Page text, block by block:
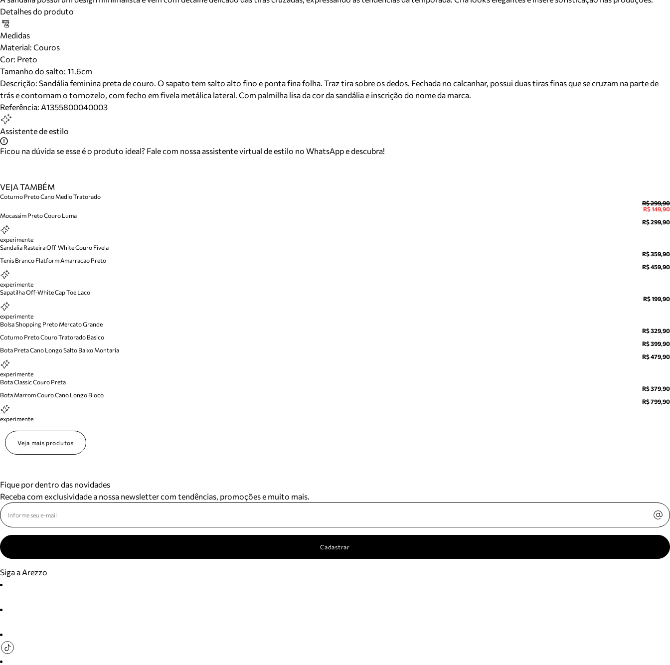
Detalhes do produto
Medidas
Material: Couros
Cor: Preto
Tamanho do salto: 11.6cm
Descrição: Sandália feminina preta de couro. O sapato tem salto alto fino e ponta fina folha. Traz tira sobre os dedos. Fechada no calcanhar, possui duas tiras finas que se cruzam na parte de
trás e contornam o tornozelo, com fecho em fivela metálica lateral. Com palmilha lisa da cor da sandália e inscrição do nome da marca.
Referência: A1355800040003
Assistente de estilo
Ficou na dúvida se esse é o produto ideal? Fale com nossa assistente virtual de estilo no WhatsApp e descubra!
VEJA TAMBÉM
Coturno Preto Cano Medio Tratorado
R$ 299,90
R$ 149,90
Mocassim Preto Couro Luma
R$ 299,90
experimente
Sandalia Rasteira Off-White Couro Fivela
R$ 359,90
Tenis Branco Flatform Amarracao Preto
R$ 459,90
experimente
Sapatilha Off-White Cap Toe Laco
R$ 199,90
experimente
Bolsa Shopping Preto Mercato Grande
R$ 329,90
Coturno Preto Couro Tratorado Basico
R$ 399,90
Bota Preta Cano Longo Salto Baixo Montaria
R$ 479,90
experimente
Bota Classic Couro Preta
R$ 379,90
Bota Marrom Couro Cano Longo Bloco
R$ 799,90
experimente
Veja mais produtos
Fique por dentro das novidades
Receba com exclusividade a nossa newsletter com tendências, promoções e muito mais.
Cadastrar
Siga a Arezzo